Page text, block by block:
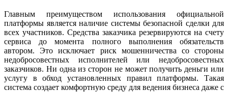
Главным преимуществом использования официальной
платформы является наличие системы безопасной сделки для
всех участников. Средства заказчика резервируются на счету
сервиса до момента полного выполнения обязательств
автором. Это исключает риск мошенничества со стороны
недобросовестных исполнителей или недобросовестных
заказчиков. Ни одна из сторон не может получить деньги или
услугу в обход установленных правил платформы. Такая
система создает комфортную среду для ведения бизнеса даже с